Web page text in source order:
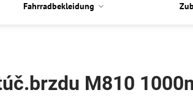
Fahrradbekleidung
M810